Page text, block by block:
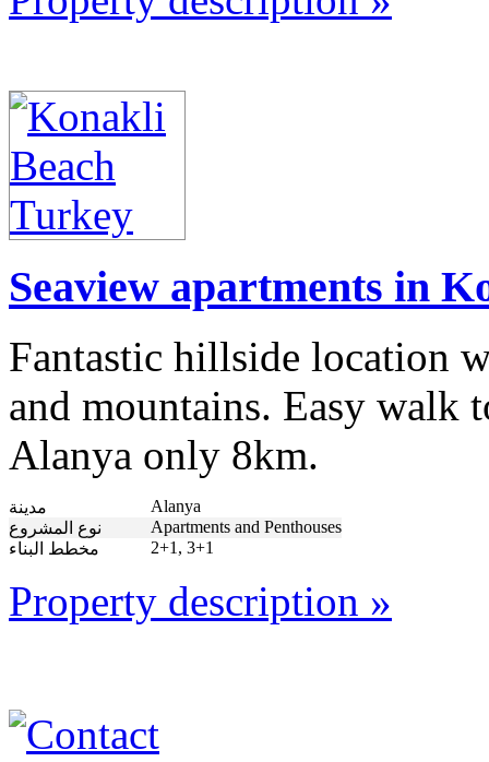
Seaview apartments in
Fantastic hillside location
and mountains. Easy walk
Alanya only 8km.
مدينة
Alanya
نوع المشروع
Apartments and Penthouses
مخطط البناء
2+1, 3+1
Property description »